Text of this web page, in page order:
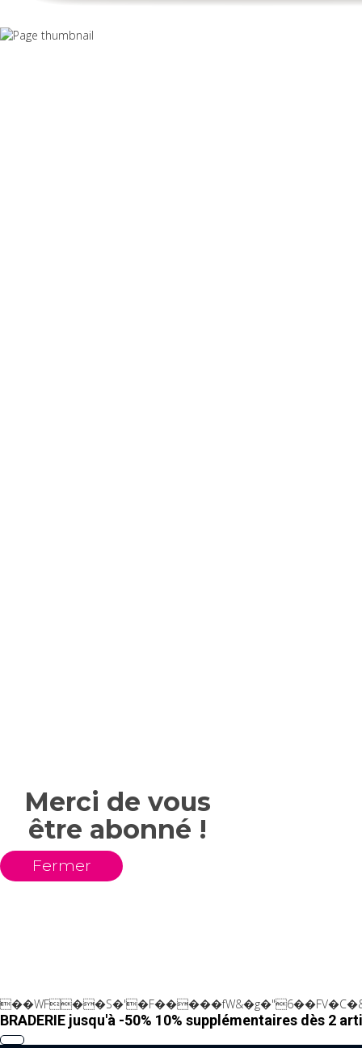
Merci de vous
être abonné !
Fermer
BRADERIE jusqu'à -50% 10% supplémentaires dès 2